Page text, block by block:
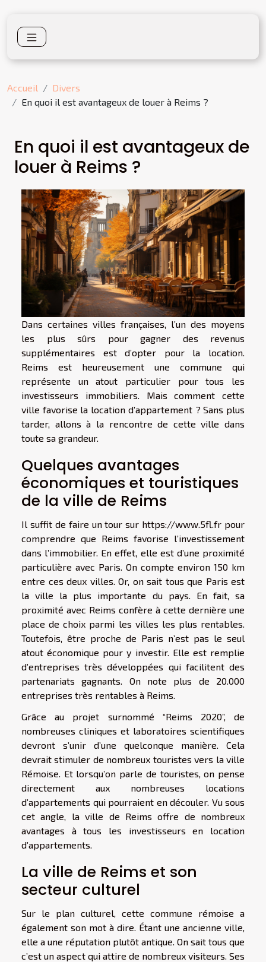
Accueil
Divers
En quoi il est avantageux de louer à Reims ?
En quoi il est avantageux de
louer à Reims ?
Dans certaines villes françaises, l’un des moyens
les plus sûrs pour gagner des revenus
supplémentaires est d’opter pour la location.
Reims est heureusement une commune qui
représente un atout particulier pour tous les
investisseurs immobiliers. Mais comment cette
ville favorise la location d’appartement ? Sans plus
tarder, allons à la rencontre de cette ville dans
toute sa grandeur.
Quelques avantages
économiques et touristiques
de la ville de Reims
Il suffit de faire un tour sur https://www.5fl.fr pour
comprendre que Reims favorise l’investissement
dans l’immobilier. En effet, elle est d’une proximité
particulière avec Paris. On compte environ 150 km
entre ces deux villes. Or, on sait tous que Paris est
la ville la plus importante du pays. En fait, sa
proximité avec Reims confère à cette dernière une
place de choix parmi les villes les plus rentables.
Toutefois, être proche de Paris n’est pas le seul
atout économique pour y investir. Elle est remplie
d’entreprises très développées qui facilitent des
partenariats gagnants. On note plus de 20.000
entreprises très rentables à Reims.
Grâce au projet surnommé “Reims 2020”, de
nombreuses cliniques et laboratoires scientifiques
devront s’unir d’une quelconque manière. Cela
devrait stimuler de nombreux touristes vers la ville
Rémoise. Et lorsqu’on parle de touristes, on pense
directement aux nombreuses locations
d’appartements qui pourraient en découler. Vu sous
cet angle, la ville de Reims offre de nombreux
avantages à tous les investisseurs en location
d’appartements.
La ville de Reims et son
secteur culturel
Sur le plan culturel, cette commune rémoise a
également son mot à dire. Étant une ancienne ville,
elle a une réputation plutôt antique. On sait tous que
c’est un aspect qui attire de nombreux visiteurs. Ses